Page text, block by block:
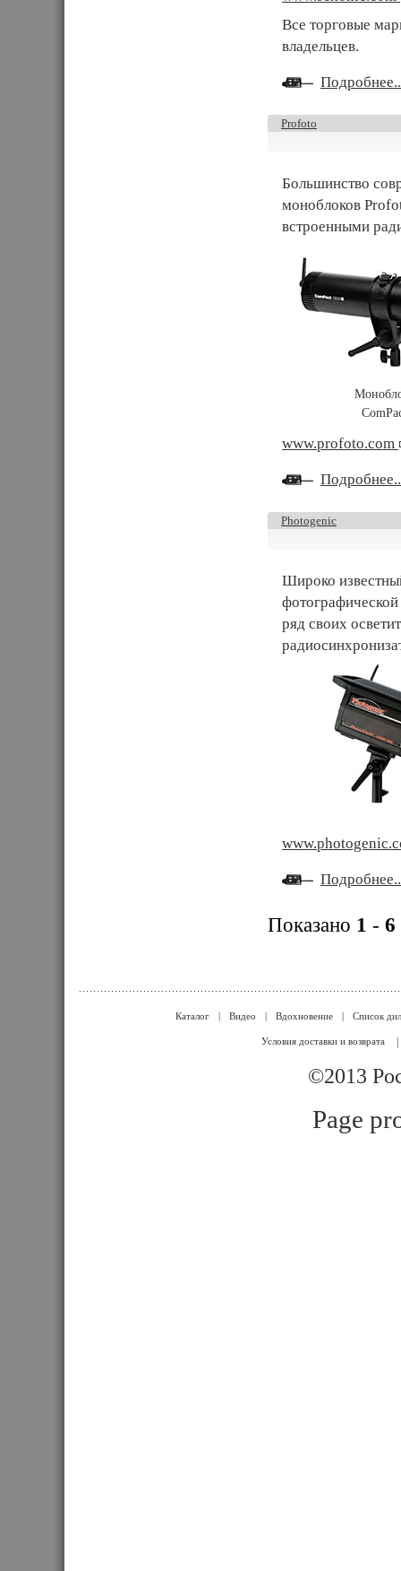
Все торговые
владельцев.
Profoto
Большинство
моноблоков
встроенными
www.profoto.com
Photogenic
Широко
ряд своих
Показано 1 - 6
Каталог | Видео | Вдохновение | Список
Условия доставки и возврата
©2013
Page